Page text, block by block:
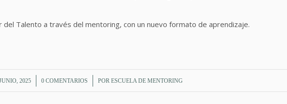
del Talento a través del mentoring, con un nuevo formato de aprendizaje.
2025
/ 0 COMENTARIOS
/ POR ESCUELA DE MENTORING